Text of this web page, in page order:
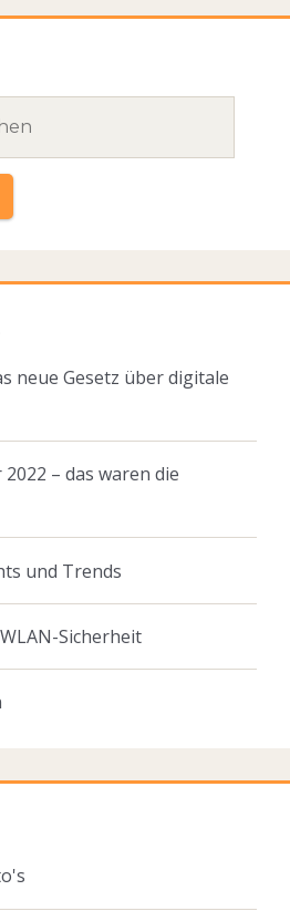
neue Gesetz über digitale
– das waren die
und Trends
Sicherheit